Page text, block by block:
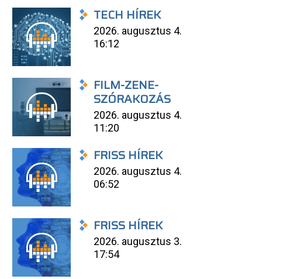
TECH HÍREK
2026. augusztus 4.
16:12
FILM-ZENE-
SZÓRAKOZÁS
2026. augusztus 4.
11:20
FRISS HÍREK
2026. augusztus 4.
06:52
FRISS HÍREK
2026. augusztus 3.
17:54